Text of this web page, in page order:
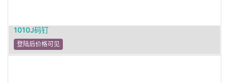
1010J码钉
登陆后价格可见